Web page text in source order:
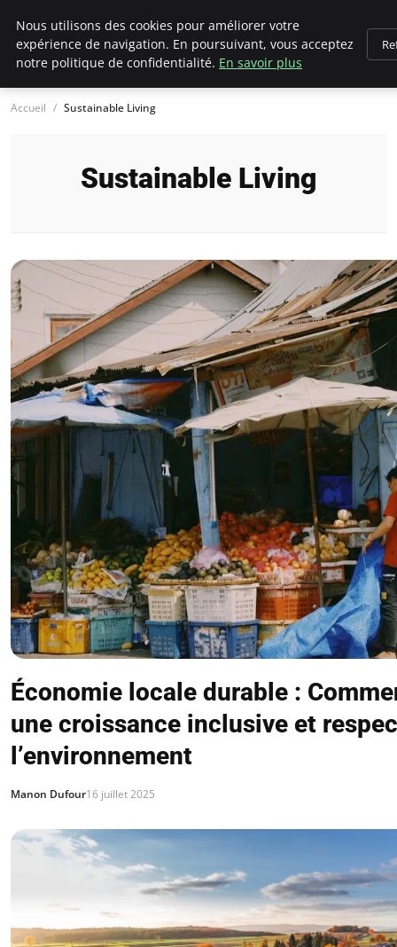
Climategatecountryclub.com
Accueil Sustainable Living
Sustainable Living
Économie locale durable :
une croissance inclusive et
l’environnement
Manon Dufour16 juillet 2025
Nous utilisons des cookies pour améliorer votre
expérience de navigation. En poursuivant, vous acceptez
notre politique de confidentialité. En savoir plus